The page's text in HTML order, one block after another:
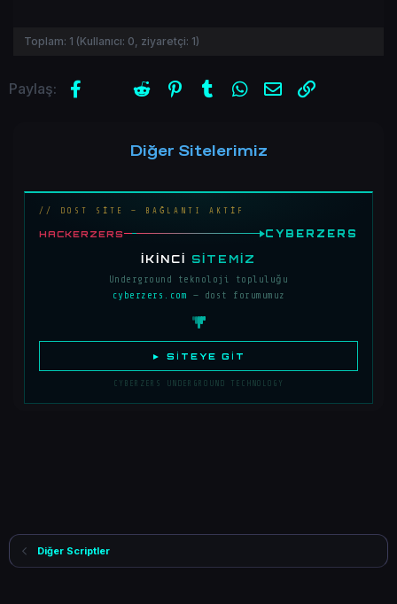
Toplam: 1 (Kullanıcı: 0, ziyaretçi: 1)
Paylaş: FacebookX (Twitter)
Reddit PinterestTumblr WhatsApp
E-posta
Diğer Sitelerimiz
// DOST SİTE — BAĞLANTI AKTİF
HACKERZERS CYBERZERS
İKINCI SITEMIZ
Underground teknoloji topluluğu
cyberzers.com — dost forumumuz
► SITEYE GIT
CYBERZERS UNDERGROUND TECHNOLOGY
Diğer Scriptler